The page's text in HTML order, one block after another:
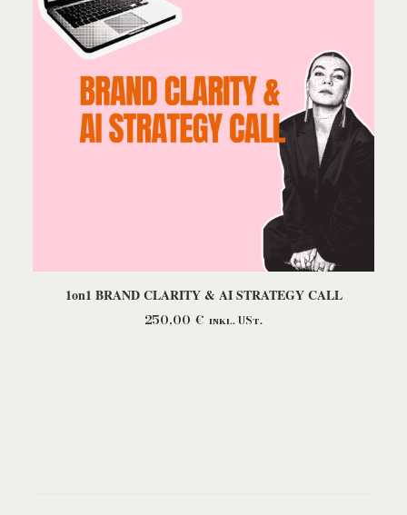
IN DEN WARENKORB
1on1 BRAND CLARITY & AI STRATEGY CALL
250,00 € inkl. USt.